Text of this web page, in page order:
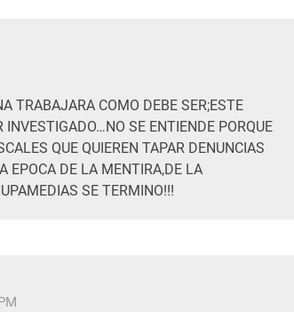
TRABAJARA COMO DEBE SER;ESTE
INVESTIGADO…NO SE ENTIENDE PORQUE
QUE QUIEREN TAPAR DENUNCIAS
EPOCA DE LA MENTIRA,DE LA
SE TERMINO!!!